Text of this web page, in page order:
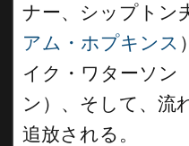
ナー、シップトン
アム・ホプキンス
イク・ワターソン
ン）、そして、流
追放される。